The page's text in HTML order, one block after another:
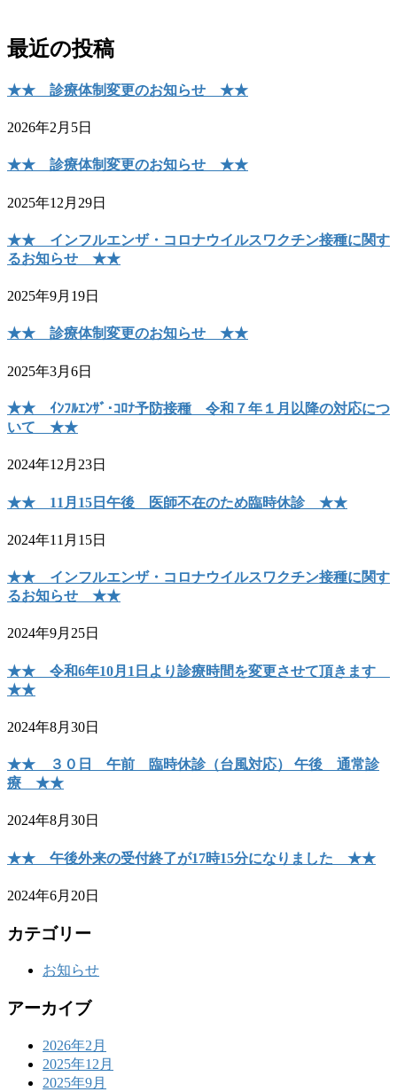
最近の投稿
★★ 診療体制変更のお知らせ ★★
2026年2月5日
★★ 診療体制変更のお知らせ ★★
2025年12月29日
★★ インフルエンザ・コロナウイルスワクチン接種に関す
るお知らせ ★★
2025年9月19日
★★ 診療体制変更のお知らせ ★★
2025年3月6日
★★ ｲﾝﾌﾙｴﾝｻﾞ･ｺﾛﾅ予防接種 令和７年１月以降の対応につ
いて ★★
2024年12月23日
★★ 11月15日午後 医師不在のため臨時休診 ★★
2024年11月15日
★★ インフルエンザ・コロナウイルスワクチン接種に関す
るお知らせ ★★
2024年9月25日
★★ 令和6年10月1日より診療時間を変更させて頂きます
★★
2024年8月30日
★★ ３０日 午前 臨時休診（台風対応） 午後 通常診
療 ★★
2024年8月30日
★★ 午後外来の受付終了が17時15分になりました ★★
2024年6月20日
カテゴリー
お知らせ
アーカイブ
2026年2月
2025年12月
2025年9月